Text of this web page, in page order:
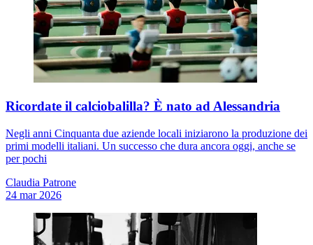
Ricordate il calciobalilla? È nato ad Alessandria
Negli anni Cinquanta due aziende locali iniziarono la produzione dei
primi modelli italiani. Un successo che dura ancora oggi, anche se
per pochi
Claudia Patrone
24 mar 2026